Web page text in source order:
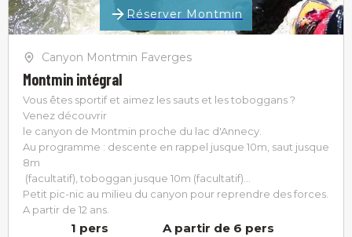
Accueil
Parapente
Réserver Montmin
Canyon Montmin Faverges
Montmin intégral
Vous êtes sportif et aimez les sauts et les toboggans ?
Venez découvrir
le canyon de Montmin proche du lac d'Annecy.
Au programme : descente en rappel jusque 10m, saut jusque
8m
(facultatif), toboggan jusque 10m (facultatif)…
Petit pic-nic au milieu du canyon pour reprendre des forces.
A partir de 12 ans.
1 pers A partir de 6 pers